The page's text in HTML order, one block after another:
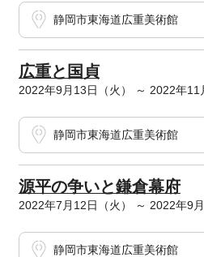
静岡市東海道広重美術館
広重と国貞
2022年9月13日（火） ～ 2022年11
静岡市東海道広重美術館
源平の争いと鎌倉幕府
2022年7月12日（火） ～ 2022年9月
静岡市東海道広重美術館